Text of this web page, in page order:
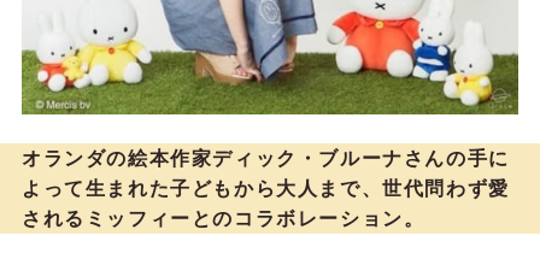
オランダの絵本作家ディック・ブルーナさんの手に
よって生まれた子どもから大人まで、世代問わず愛
されるミッフィーとのコラボレーション。